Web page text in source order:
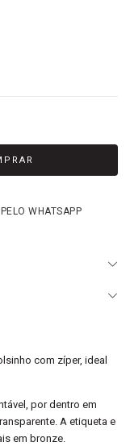
WHATSAPP
com zíper, ideal
por dentro em
A etiqueta e
em bronze.